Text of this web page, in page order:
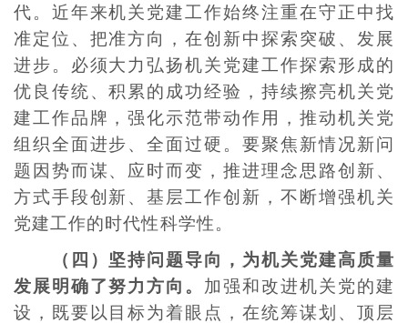
代。近年来机关党建工作始终注重在守正中找
准定位、把准方向，在创新中探索突破、发展
进步。必须大力弘扬机关党建工作探索形成的
优良传统、积累的成功经验，持续擦亮机关党
建工作品牌，强化示范带动作用，推动机关党
组织全面进步、全面过硬。要聚焦新情况新问
题因势而谋、应时而变，推进理念思路创新、
方式手段创新、基层工作创新，不断增强机关
党建工作的时代性科学性。
（四）坚持问题导向，为机关党建高质量
发展明确了努力方向。 加强和改进机关党的建
设，既要以目标为着眼点，在统筹谋划、顶层